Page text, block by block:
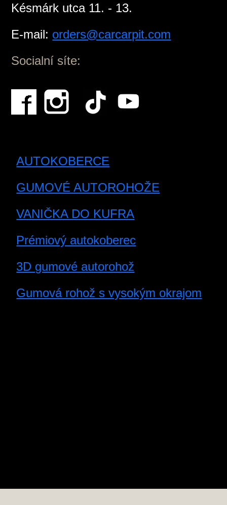
Késmárk utca 11. - 13.
E-mail: orders@carcarpit.com
Socialní síte:
AUTOKOBERCE
GUMOVÉ AUTOROHOŽE
VANIČKA DO KUFRA
Prémiový autokoberec
3D gumové autorohož
Gumová rohož s vysokým okrajom